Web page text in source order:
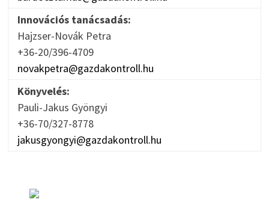
Innovációs tanácsadás:
Hajzser-Novák Petra
+36-20/396-4709
novakpetra@gazdakontroll.hu
Könyvelés:
Pauli-Jakus Gyöngyi
+36-70/327-8778
jakusgyongyi@gazdakontroll.hu